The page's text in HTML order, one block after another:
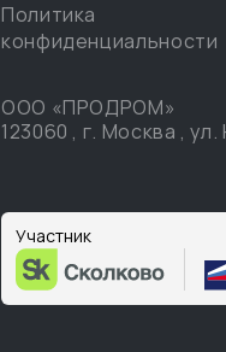
Политика
конфиденциальности
ООО «ПРОДРОМ»
123060 , г. Москва ,ул.
Участник